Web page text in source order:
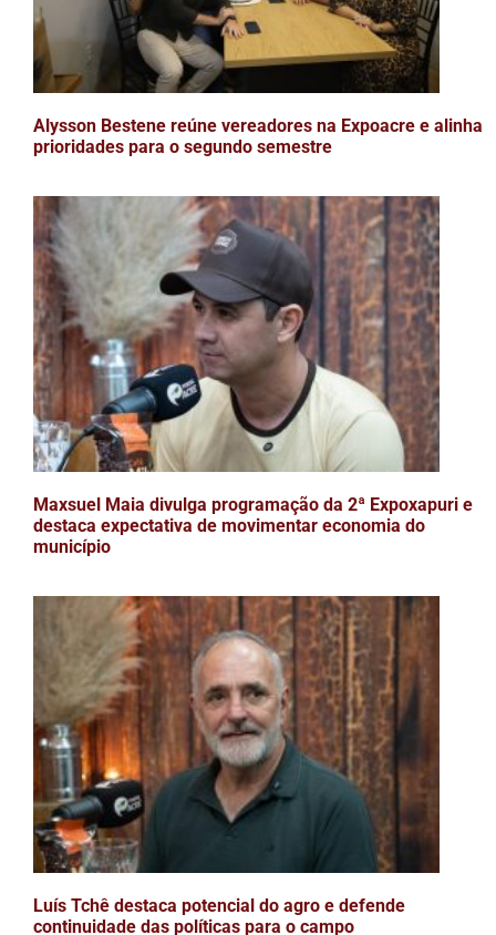
Alysson Bestene reúne vereadores na Expoacre e alinha
prioridades para o segundo semestre
Maxsuel Maia divulga programação da 2ª Expoxapuri e
destaca expectativa de movimentar economia do
município
Luís Tchê destaca potencial do agro e defende
continuidade das políticas para o campo